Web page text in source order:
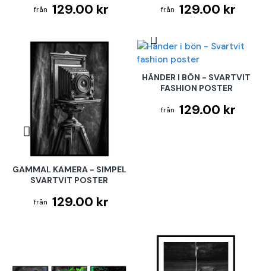
129.00 kr 129.00 kr
GAMMAL KAMERA - SIMPEL
SVARTVIT POSTER
129.00 kr
HÄNDER I BÖN - SVARTVIT
FASHION POSTER
129.00 kr